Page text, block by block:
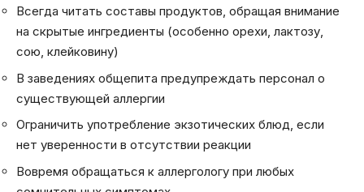
Всегда читать составы продуктов, обращая внимание
на скрытые ингредиенты (особенно орехи, лактозу,
сою, клейковину)
В заведениях общепита предупреждать персонал о
существующей аллергии
Ограничить употребление экзотических блюд, если
нет уверенности в отсутствии реакции
Вовремя обращаться к аллергологу при любых